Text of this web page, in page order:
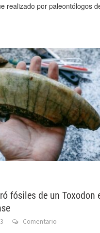
realizado por paleontólogos
fósiles de un Toxodon
Comentario